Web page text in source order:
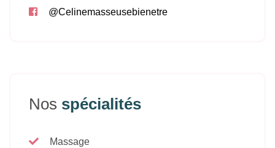
@Celinemasseusebienetre
Nos spécialités
Massage